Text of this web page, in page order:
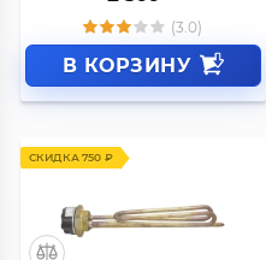
(3.0)
В КОРЗИНУ
СКИДКА 750 ₽